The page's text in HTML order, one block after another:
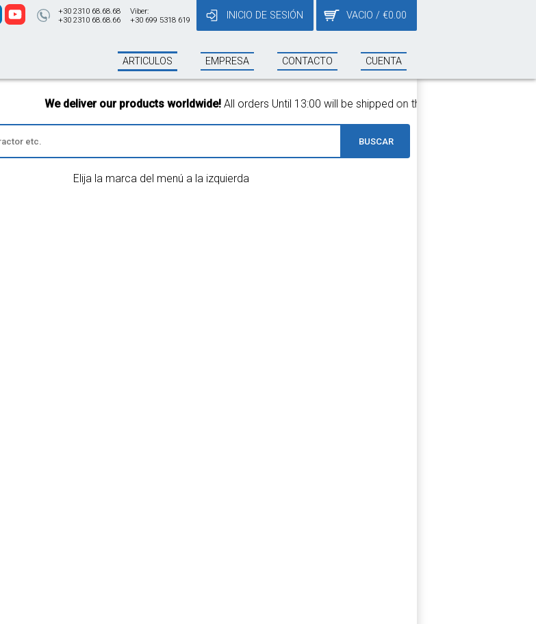
+30 2310 68.68.68
+30 2310 68.68.66
Viber:
+30 699 5318 619
INICIO DE SESIÓN VACIO / €0.00
ARTICULOS EMPRESA CONTACTO CUENTA
We deliver our products worldwide!All orders Until 13:00 will be shipped on the same day!
BUSCAR
Elija la marca del menú a la izquierda